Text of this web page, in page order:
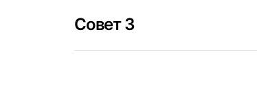
уже можно применять не
собственный, например,
Совет 3